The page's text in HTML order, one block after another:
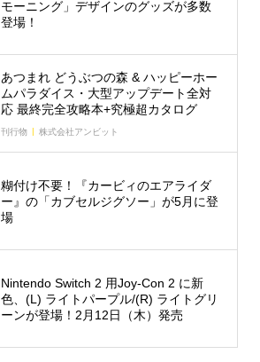
モーニング」デザインのグッズが多数
登場！
あつまれ どうぶつの森 & ハッピーホー
ムパラダイス・大型アップデート全対
応 最終完全攻略本+究極超カタログ
刊行物 株式会社アンビット
糊付け不要！『カービィのエアライダ
ー』の「カブセルジグソー」が5月に登
場
Nintendo Switch 2 用Joy-Con 2 に新
色、(L) ライトパープル/(R) ライトグリ
ーンが登場！2月12日（木）発売